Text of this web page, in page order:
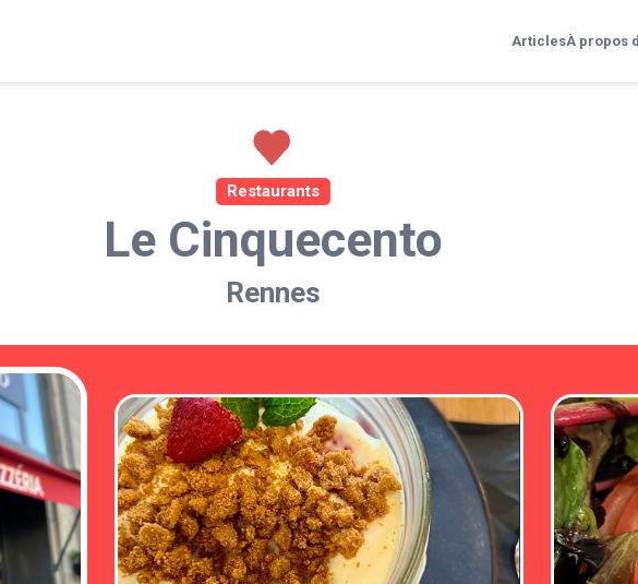
ArticlesÀ propos
Restaurants
Le Cinquecento
Rennes